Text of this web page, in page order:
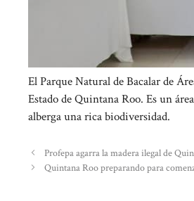
El Parque Natural de Bacalar de
Estado de Quintana Roo. Es un
alberga una rica biodiversidad.
Profepa agarra la madera ilegal de
Quintana Roo preparando para